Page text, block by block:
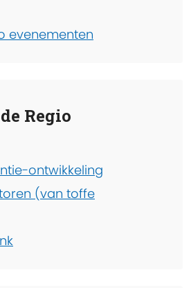
evenementen
Regio
ontwikkeling
(van toffe